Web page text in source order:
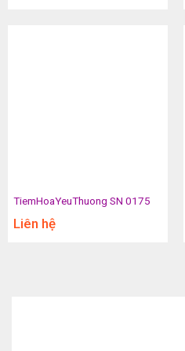
TiemHoaYeuThuong SN 0175
Liên hệ